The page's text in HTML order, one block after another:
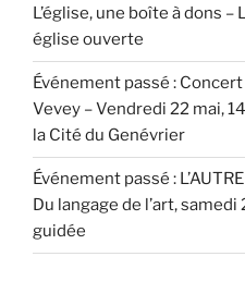
L’église, une boîte à dons –
église ouverte
Événement passé :
Vevey – Vendredi 22 mai,
la Cité du Genévrier
Événement passé :
Du langage de l’art,
guidée